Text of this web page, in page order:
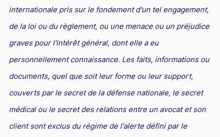
Droit et Fiscalité du marché de l'Art
Transmission d'entreprise et avocat
Gestion des crises
Responsabilité Sociétale des Entreprises (R.S.E)
Hôtellerie et restauration
Procédures et tribunaux
internationale pris sur le fondement d'un tel engagement,
de la loi ou du règlement, ou une menace ou un préjudice
graves pour l'intérêt général, dont elle a eu
personnellement connaissance. Les faits, informations ou
documents, quel que soit leur forme ou leur support,
couverts par le secret de la défense nationale, le secret
médical ou le secret des relations entre un avocat et son
client sont exclus du régime de l'alerte défini par le